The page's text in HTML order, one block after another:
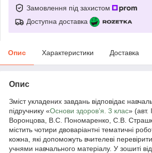
Замовлення під захистом
Доступна доставка
Опис Характеристики Доставка
Опис
Зміст укладених завдань відповідає
підручнику «Основи здоров’я. 3 клас» (авт.
Воронцова, В.С. Пономаренко, С.В.
містить чотири двоваріантні тематичні
кожна, які допоможуть вчителеві
учнями навчального матеріалу. У зошиті